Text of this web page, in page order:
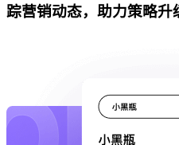
踪营销动态，助力策略升